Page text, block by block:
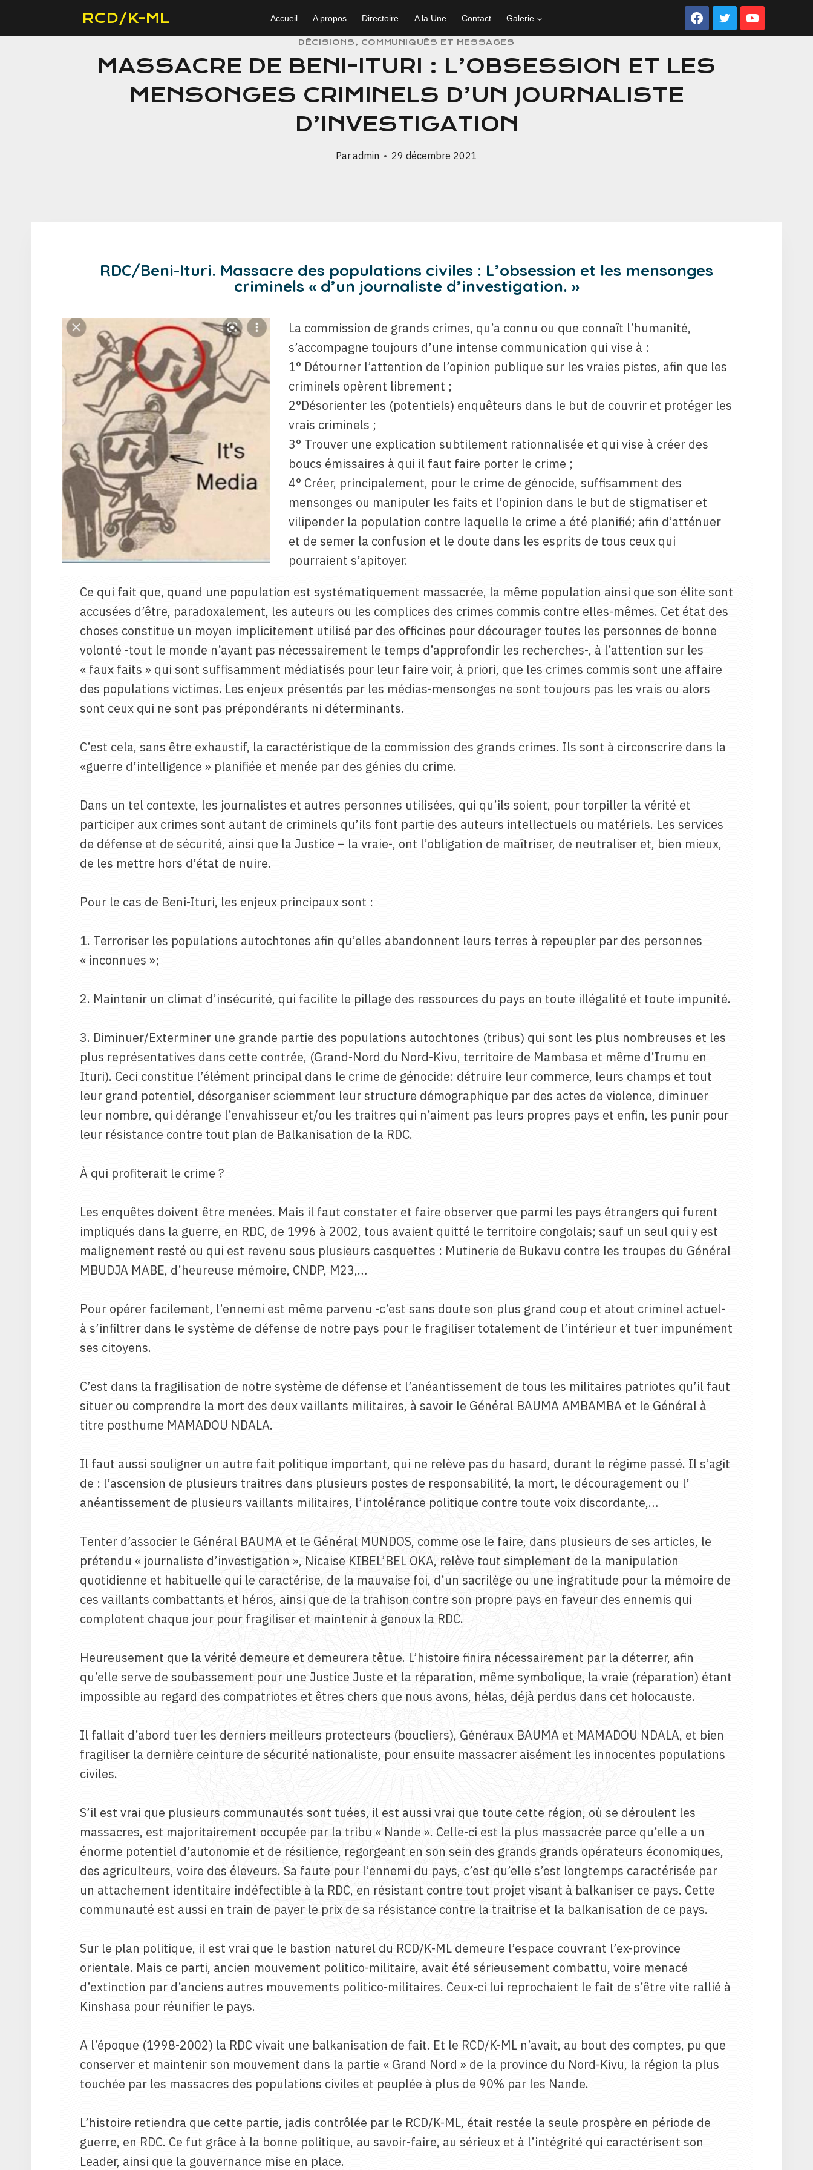
RCD/K-ML Accueil A propos Directoire A la Une Contact Galerie
DÉCISIONS, COMMUNIQUÉS ET MESSAGES
MASSACRE DE BENI-ITURI : L’OBSESSION ET LES
MENSONGES CRIMINELS D’UN JOURNALISTE
D’INVESTIGATION
Paradmin 29 décembre 2021
RDC/Beni-Ituri. Massacre des populations civiles : L’obsession et les mensonges
criminels « d’un journaliste d’investigation. »
La commission de grands crimes, qu’a connu ou que connaît l’humanité,
s’accompagne toujours d’une intense communication qui vise à :
1° Détourner l’attention de l’opinion publique sur les vraies pistes, afin que les
criminels opèrent librement ;
2°Désorienter les (potentiels) enquêteurs dans le but de couvrir et protéger les
vrais criminels ;
3° Trouver une explication subtilement rationnalisée et qui vise à créer des
boucs émissaires à qui il faut faire porter le crime ;
4° Créer, principalement, pour le crime de génocide, suffisamment des
mensonges ou manipuler les faits et l’opinion dans le but de stigmatiser et
vilipender la population contre laquelle le crime a été planifié; afin d’atténuer
et de semer la confusion et le doute dans les esprits de tous ceux qui
pourraient s’apitoyer.
Ce qui fait que, quand une population est systématiquement massacrée, la même population ainsi que son élite sont
accusées d’être, paradoxalement, les auteurs ou les complices des crimes commis contre elles-mêmes. Cet état des
choses constitue un moyen implicitement utilisé par des officines pour décourager toutes les personnes de bonne
volonté -tout le monde n’ayant pas nécessairement le temps d’approfondir les recherches-, à l’attention sur les
« faux faits » qui sont suffisamment médiatisés pour leur faire voir, à priori, que les crimes commis sont une affaire
des populations victimes. Les enjeux présentés par les médias-mensonges ne sont toujours pas les vrais ou alors
sont ceux qui ne sont pas prépondérants ni déterminants.
C’est cela, sans être exhaustif, la caractéristique de la commission des grands crimes. Ils sont à circonscrire dans la
«guerre d’intelligence » planifiée et menée par des génies du crime.
Dans un tel contexte, les journalistes et autres personnes utilisées, qui qu’ils soient, pour torpiller la vérité et
participer aux crimes sont autant de criminels qu’ils font partie des auteurs intellectuels ou matériels. Les services
de défense et de sécurité, ainsi que la Justice – la vraie-, ont l’obligation de maîtriser, de neutraliser et, bien mieux,
de les mettre hors d’état de nuire.
Pour le cas de Beni-Ituri, les enjeux principaux sont :
1. Terroriser les populations autochtones afin qu’elles abandonnent leurs terres à repeupler par des personnes
« inconnues »;
2. Maintenir un climat d’insécurité, qui facilite le pillage des ressources du pays en toute illégalité et toute impunité.
3. Diminuer/Exterminer une grande partie des populations autochtones (tribus) qui sont les plus nombreuses et les
plus représentatives dans cette contrée, (Grand-Nord du Nord-Kivu, territoire de Mambasa et même d’Irumu en
Ituri). Ceci constitue l’élément principal dans le crime de génocide: détruire leur commerce, leurs champs et tout
leur grand potentiel, désorganiser sciemment leur structure démographique par des actes de violence, diminuer
leur nombre, qui dérange l’envahisseur et/ou les traitres qui n’aiment pas leurs propres pays et enfin, les punir pour
leur résistance contre tout plan de Balkanisation de la RDC.
À qui profiterait le crime ?
Les enquêtes doivent être menées. Mais il faut constater et faire observer que parmi les pays étrangers qui furent
impliqués dans la guerre, en RDC, de 1996 à 2002, tous avaient quitté le territoire congolais; sauf un seul qui y est
malignement resté ou qui est revenu sous plusieurs casquettes : Mutinerie de Bukavu contre les troupes du Général
MBUDJA MABE, d’heureuse mémoire, CNDP, M23,…
Pour opérer facilement, l’ennemi est même parvenu -c’est sans doute son plus grand coup et atout criminel actuel-
à s’infiltrer dans le système de défense de notre pays pour le fragiliser totalement de l’intérieur et tuer impunément
ses citoyens.
C’est dans la fragilisation de notre système de défense et l’anéantissement de tous les militaires patriotes qu’il faut
situer ou comprendre la mort des deux vaillants militaires, à savoir le Général BAUMA AMBAMBA et le Général à
titre posthume MAMADOU NDALA.
Il faut aussi souligner un autre fait politique important, qui ne relève pas du hasard, durant le régime passé. Il s’agit
de : l’ascension de plusieurs traitres dans plusieurs postes de responsabilité, la mort, le découragement ou l’
anéantissement de plusieurs vaillants militaires, l’intolérance politique contre toute voix discordante,…
Tenter d’associer le Général BAUMA et le Général MUNDOS, comme ose le faire, dans plusieurs de ses articles, le
prétendu « journaliste d’investigation », Nicaise KIBEL’BEL OKA, relève tout simplement de la manipulation
quotidienne et habituelle qui le caractérise, de la mauvaise foi, d’un sacrilège ou une ingratitude pour la mémoire de
ces vaillants combattants et héros, ainsi que de la trahison contre son propre pays en faveur des ennemis qui
complotent chaque jour pour fragiliser et maintenir à genoux la RDC.
Heureusement que la vérité demeure et demeurera têtue. L’histoire finira nécessairement par la déterrer, afin
qu’elle serve de soubassement pour une Justice Juste et la réparation, même symbolique, la vraie (réparation) étant
impossible au regard des compatriotes et êtres chers que nous avons, hélas, déjà perdus dans cet holocauste.
Il fallait d’abord tuer les derniers meilleurs protecteurs (boucliers), Généraux BAUMA et MAMADOU NDALA, et bien
fragiliser la dernière ceinture de sécurité nationaliste, pour ensuite massacrer aisément les innocentes populations
civiles.
S’il est vrai que plusieurs communautés sont tuées, il est aussi vrai que toute cette région, où se déroulent les
massacres, est majoritairement occupée par la tribu « Nande ». Celle-ci est la plus massacrée parce qu’elle a un
énorme potentiel d’autonomie et de résilience, regorgeant en son sein des grands grands opérateurs économiques,
des agriculteurs, voire des éleveurs. Sa faute pour l’ennemi du pays, c’est qu’elle s’est longtemps caractérisée par
un attachement identitaire indéfectible à la RDC, en résistant contre tout projet visant à balkaniser ce pays. Cette
communauté est aussi en train de payer le prix de sa résistance contre la traitrise et la balkanisation de ce pays.
Sur le plan politique, il est vrai que le bastion naturel du RCD/K-ML demeure l’espace couvrant l’ex-province
orientale. Mais ce parti, ancien mouvement politico-militaire, avait été sérieusement combattu, voire menacé
d’extinction par d’anciens autres mouvements politico-militaires. Ceux-ci lui reprochaient le fait de s’être vite rallié à
Kinshasa pour réunifier le pays.
A l’époque (1998-2002) la RDC vivait une balkanisation de fait. Et le RCD/K-ML n’avait, au bout des comptes, pu que
conserver et maintenir son mouvement dans la partie « Grand Nord » de la province du Nord-Kivu, la région la plus
touchée par les massacres des populations civiles et peuplée à plus de 90% par les Nande.
L’histoire retiendra que cette partie, jadis contrôlée par le RCD/K-ML, était restée la seule prospère en période de
guerre, en RDC. Ce fut grâce à la bonne politique, au savoir-faire, au sérieux et à l’intégrité qui caractérisent son
Leader, ainsi que la gouvernance mise en place.